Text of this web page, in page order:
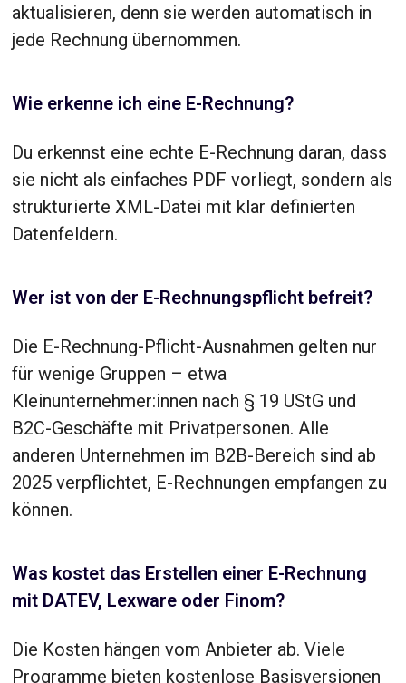
aktualisieren, denn sie werden automatisch in
jede Rechnung übernommen.
Wie erkenne ich eine E-Rechnung?
Du erkennst eine echte E-Rechnung daran, dass
sie nicht als einfaches PDF vorliegt, sondern als
strukturierte XML-Datei mit klar definierten
Datenfeldern.
Wer ist von der E-Rechnungspflicht befreit?
Die E-Rechnung-Pflicht-Ausnahmen gelten nur
für wenige Gruppen – etwa
Kleinunternehmer:innen nach § 19 UStG und
B2C-Geschäfte mit Privatpersonen. Alle
anderen Unternehmen im B2B-Bereich sind ab
2025 verpflichtet, E-Rechnungen empfangen zu
können.
Was kostet das Erstellen einer E-Rechnung
mit DATEV, Lexware oder Finom?
Die Kosten hängen vom Anbieter ab. Viele
Programme bieten kostenlose Basisversionen